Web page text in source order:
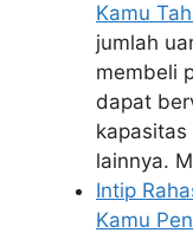
Kamu
jumlah
membeli
dapat
lainnya.
Intip
Kamu